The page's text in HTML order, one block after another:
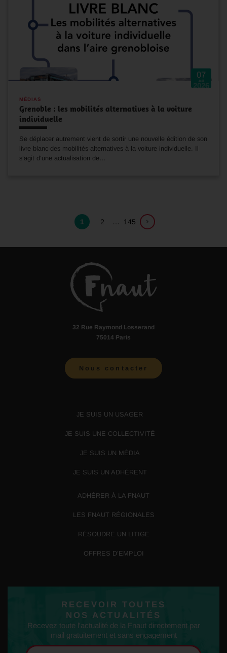
07
Juil
2026
MÉDIAS
Grenoble : les mobilités alternatives à la voiture
individuelle
Se déplacer autrement vient de sortir une nouvelle édition de son
livre blanc des mobilités alternatives à la voiture individuelle. Il
s’agit d’une actualisation de…
1 2 … 145
32 Rue Raymond Losserand
75014 Paris
Nous contacter
JE SUIS UN USAGER
JE SUIS UNE COLLECTIVITÉ
JE SUIS UN MÉDIA
JE SUIS UN ADHÉRENT
ADHÉRER À LA FNAUT
LES FNAUT RÉGIONALES
RÉSOUDRE UN LITIGE
OFFRES D’EMPLOI
RECEVOIR TOUTES
NOS ACTUALITÉS
Recevez toute l'actualité de la Fnaut directement par
mail gratuitement et sans engagement